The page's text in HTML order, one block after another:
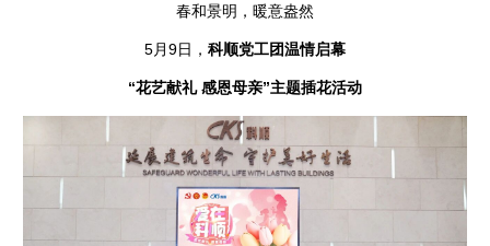
春和景明，暖意盎然
5月9日， 科顺党工团温情启幕
“花艺献礼 感恩母亲”主题插花活动